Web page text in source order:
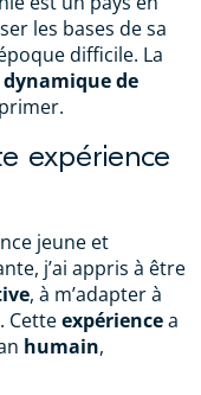
les bases de sa
difficile. La
de
expérience
jeune et
j’ai appris à être
, à m’adapter à
Cetteexpériencea
humain,